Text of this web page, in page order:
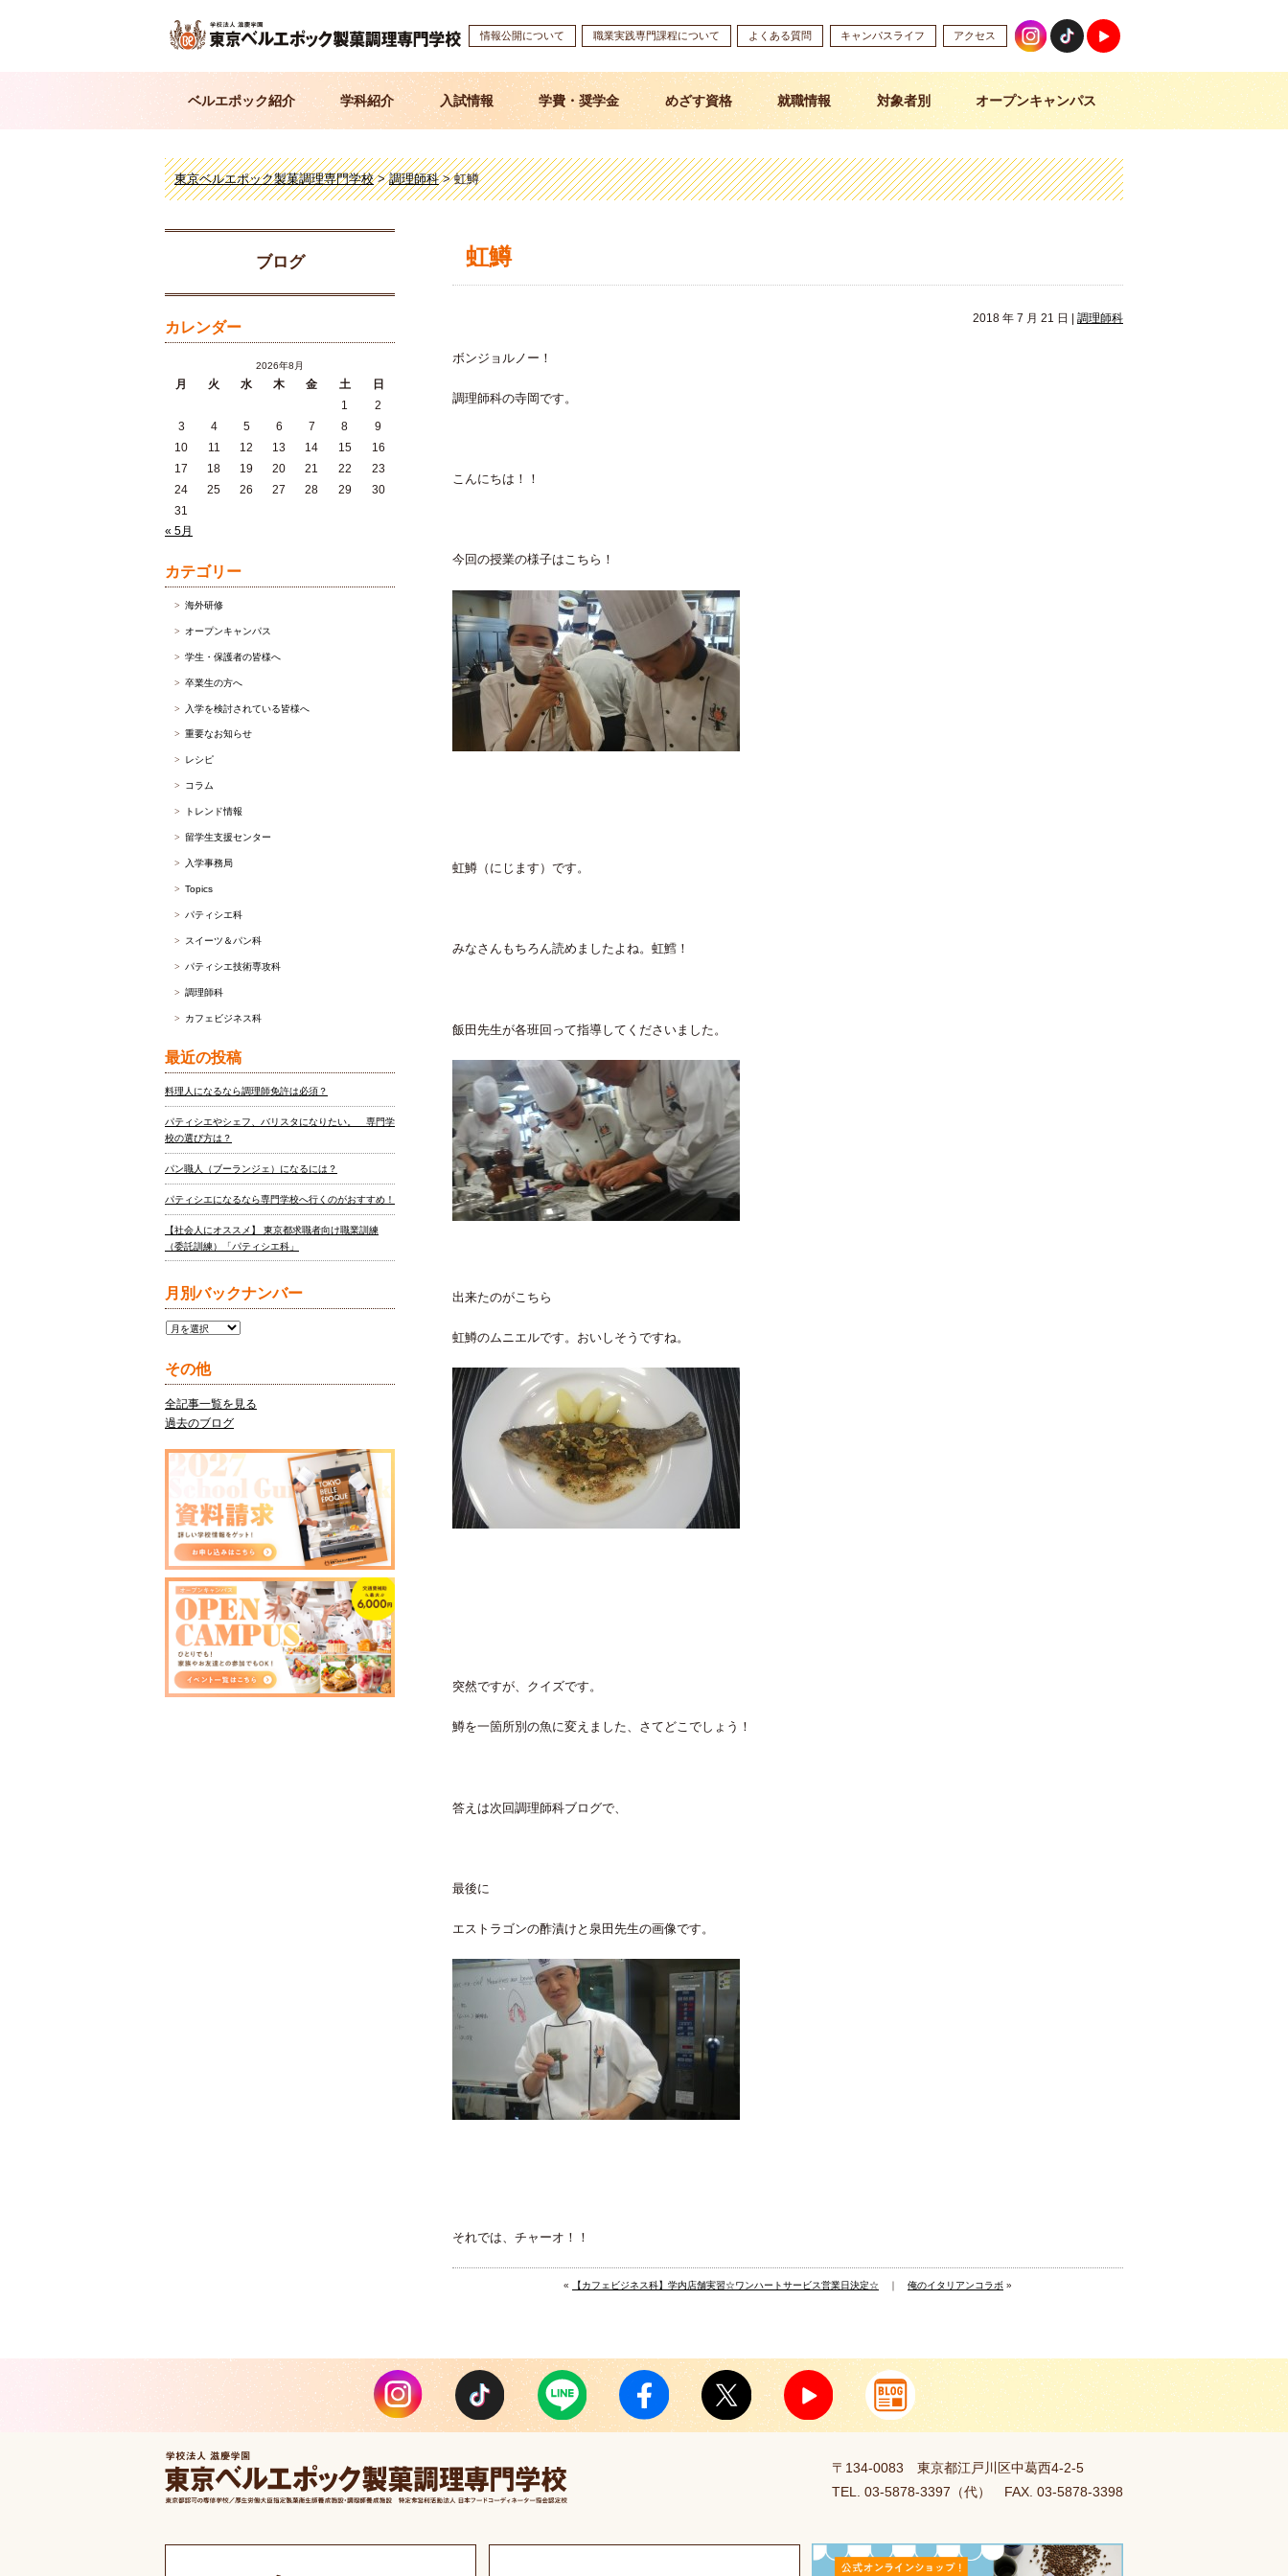
情報公開について 職業実践専門課程について よくある質問 キャンパスライフ アクセス
ベルエポック紹介 学科紹介 入試情報 学費・奨学金 めざす資格 就職情報 対象者別 オープンキャンパス
東京ベルエポック製菓調理専門学校>調理師科>虹鱒
虹鱒
2018 年 7 月 21 日 | 調理師科
ボンジョルノー！
調理師科の寺岡です。
こんにちは！！
今回の授業の様子はこちら！
虹鱒（にじます）です。
みなさんもちろん読めましたよね。虹鱈！
飯田先生が各班回って指導してくださいました。
出来たのがこちら
虹鱒のムニエルです。おいしそうですね。
突然ですが、クイズです。
鱒を一箇所別の魚に変えました、さてどこでしょう！
答えは次回調理師科ブログで、
最後に
エストラゴンの酢漬けと泉田先生の画像です。
それでは、チャーオ！！
« 【カフェビジネス科】学内店舗実習☆ワンハートサービス営業日決定☆ ｜ 俺のイタリアンコラボ »
ブログ
カレンダー
2026年8月
月 火 水 木 金 土
日
1
2
3
4 5 6 7 8
9
10
11 12 13 14 15
16
17
18 19 20 21 22
23
24
25 26 27 28 29
30
31
« 5月
カテゴリー
海外研修
オープンキャンパス
学生・保護者の皆様へ
卒業生の方へ
入学を検討されている皆様へ
重要なお知らせ
レシピ
コラム
トレンド情報
留学生支援センター
入学事務局
Topics
パティシエ科
スイーツ＆パン科
パティシエ技術専攻科
調理師科
カフェビジネス科
最近の投稿
料理人になるなら調理師免許は必須？
パティシエやシェフ、バリスタになりたい。 専門学
校の選び方は？
パン職人（ブーランジェ）になるには？
パティシエになるなら専門学校へ行くのがおすすめ！
【社会人にオススメ】 東京都求職者向け職業訓練
（委託訓練）「パティシエ科」
月別バックナンバー
月
バ
ッ
ク
ナ
その他
全記事一覧を見る
過去のブログ
〒134-0083 東京都江戸川区中葛西4-2-5
TEL. 03-5878-3397（代） FAX. 03-5878-3398